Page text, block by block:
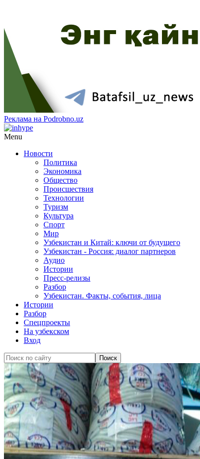
Реклама на Podrobno.uz
Menu
Новости
Политика
Экономика
Общество
Происшествия
Технологии
Туризм
Культура
Спорт
Мир
Узбекистан и Китай: ключи от будущего
Узбекистан - Россия: диалог партнеров
Аудио
Истории
Пресс-релизы
Разбор
Узбекистан. Факты, события, лица
Истории
Разбор
Спецпроекты
На узбекском
Вход